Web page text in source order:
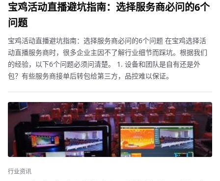
宝鸡活动直播避坑指南：选择服务商必问的6个
问题
宝鸡活动直播避坑指南：选择服务商必问的6个问题 在宝鸡选择活
动直播服务商时，很多企业主因不了解行业细节而踩坑。根据我们
的经验，以下6个问题必须问清楚。 1. 设备和团队是自有还是外
包？有些服务商接单后转包给第三方，品控难以保证。
行业资讯